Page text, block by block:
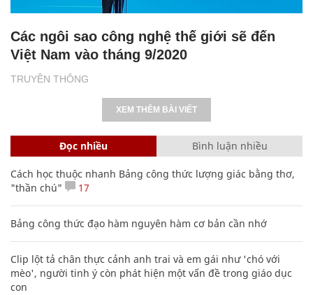
TRUYỀN THÔNG
Các ngôi sao công nghệ thế giới sẽ đến
Việt Nam vào tháng 9/2020
XEM THÊM BÀI VIẾT
Đọc nhiều Bình luận nhiều
Cách học thuộc nhanh Bảng công thức lượng giác bằng thơ,
"thần chú"
17
Bảng công thức đạo hàm nguyên hàm cơ bản cần nhớ
Clip lột tả chân thực cảnh anh trai và em gái như 'chó với
mèo', người tinh ý còn phát hiện một vấn đề trong giáo dục
con